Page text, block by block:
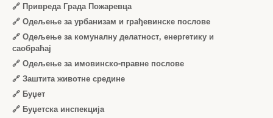
🔗 Привреда Града Пожаревца
🔗 Одељење за урбанизам и грађевинске послове
🔗 Одељење за комуналну делатност, енергетику и
саобраћај
🔗 Одељење за имовинско-правне послове
🔗 Заштита животне средине
🔗 Буџет
🔗 Буџетска инспекција